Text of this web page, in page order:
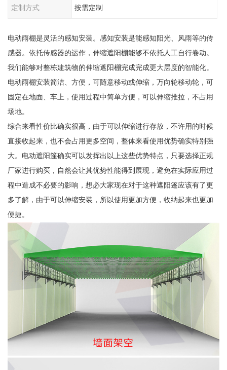
定制方式 按需定制
电动雨棚是灵活的感知安装。感知安装是能感知阳光、风雨等的传
感器。依托传感器的运作，伸缩遮阳棚能够不依托人工自行卷动。
我们能够对整栋建筑物的伸缩遮阳棚完成完成更大层度的智能化。
电动雨棚安装简洁、方便，可随意移动或伸缩，万向轮移动轮，可
固定在地面、车上，使用过程中简单方便，可以伸缩推拉，不占用
场地。
综合来看性价比确实很高，由于可以伸缩进行存放，不许用的时候
直接收起来，也不会占用更多空间，整体来看使用优势确实特别强
大。电动遮阳篷确实可以发挥出以上这些优势特点，只要选择正规
厂家进行购买，自然会让其优势性能得到展现，避免在实际应用过
程中造成不必要的影响，想必大家现在对于这种遮阳篷应该有了更
多了解，由于可以伸缩安装，所以使用更加方便，收纳起来也更加
便捷。